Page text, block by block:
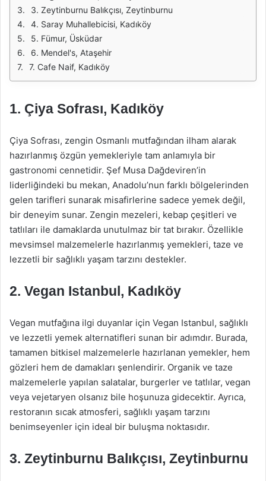
3. Zeytinburnu Balıkçısı, Zeytinburnu
4. Saray Muhallebicisi, Kadıköy
5. Fümur, Üsküdar
6. Mendel's, Ataşehir
7. Cafe Naif, Kadıköy
1. Çiya Sofrası, Kadıköy
Çiya Sofrası, zengin Osmanlı mutfağından ilham alarak
hazırlanmış özgün yemekleriyle tam anlamıyla bir
gastronomi cennetidir. Şef Musa Dağdeviren’in
liderliğindeki bu mekan, Anadolu’nun farklı bölgelerinden
gelen tarifleri sunarak misafirlerine sadece yemek değil,
bir deneyim sunar. Zengin mezeleri, kebap çeşitleri ve
tatlıları ile damaklarda unutulmaz bir tat bırakır. Özellikle
mevsimsel malzemelerle hazırlanmış yemekleri, taze ve
lezzetli bir sağlıklı yaşam tarzını destekler.
2. Vegan Istanbul, Kadıköy
Vegan mutfağına ilgi duyanlar için Vegan Istanbul, sağlıklı
ve lezzetli yemek alternatifleri sunan bir adımdır. Burada,
tamamen bitkisel malzemelerle hazırlanan yemekler, hem
gözleri hem de damakları şenlendirir. Organik ve taze
malzemelerle yapılan salatalar, burgerler ve tatlılar, vegan
veya vejetaryen olsanız bile hoşunuza gidecektir. Ayrıca,
restoranın sıcak atmosferi, sağlıklı yaşam tarzını
benimseyenler için ideal bir buluşma noktasıdır.
3. Zeytinburnu Balıkçısı, Zeytinburnu